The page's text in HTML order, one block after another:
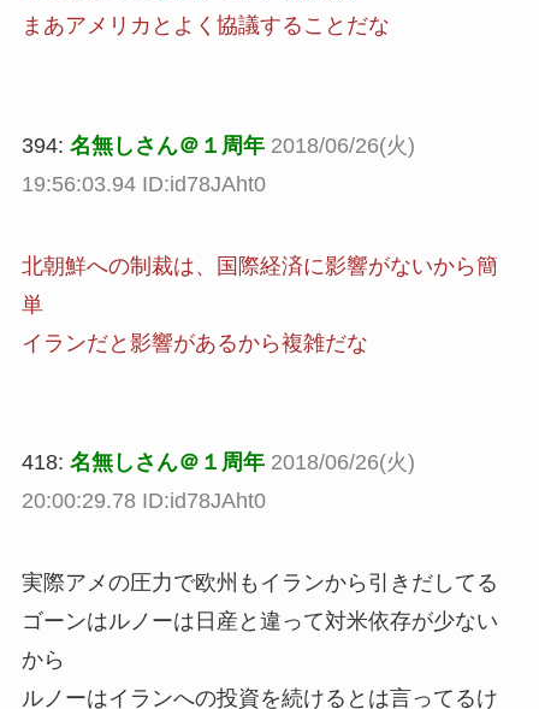
まあアメリカとよく協議することだな
394: 名無しさん＠１周年 2018/06/26(火)
19:56:03.94 ID:id78JAht0
北朝鮮への制裁は、国際経済に影響がないから簡
単
イランだと影響があるから複雑だな
418: 名無しさん＠１周年 2018/06/26(火)
20:00:29.78 ID:id78JAht0
実際アメの圧力で欧州もイランから引きだしてる
ゴーンはルノーは日産と違って対米依存が少ない
から
ルノーはイランへの投資を続けるとは言ってるけ